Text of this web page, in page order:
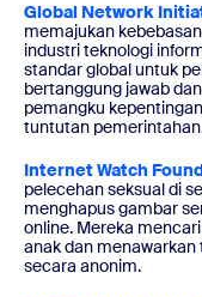
Global Network
memajukan
industri teknologi
standar global untuk
bertanggung jawab
pemangku
tuntutan
Internet Watch
pelecehan seksual di
menghapus gambar
online. Mereka
anak dan
secara anonim.